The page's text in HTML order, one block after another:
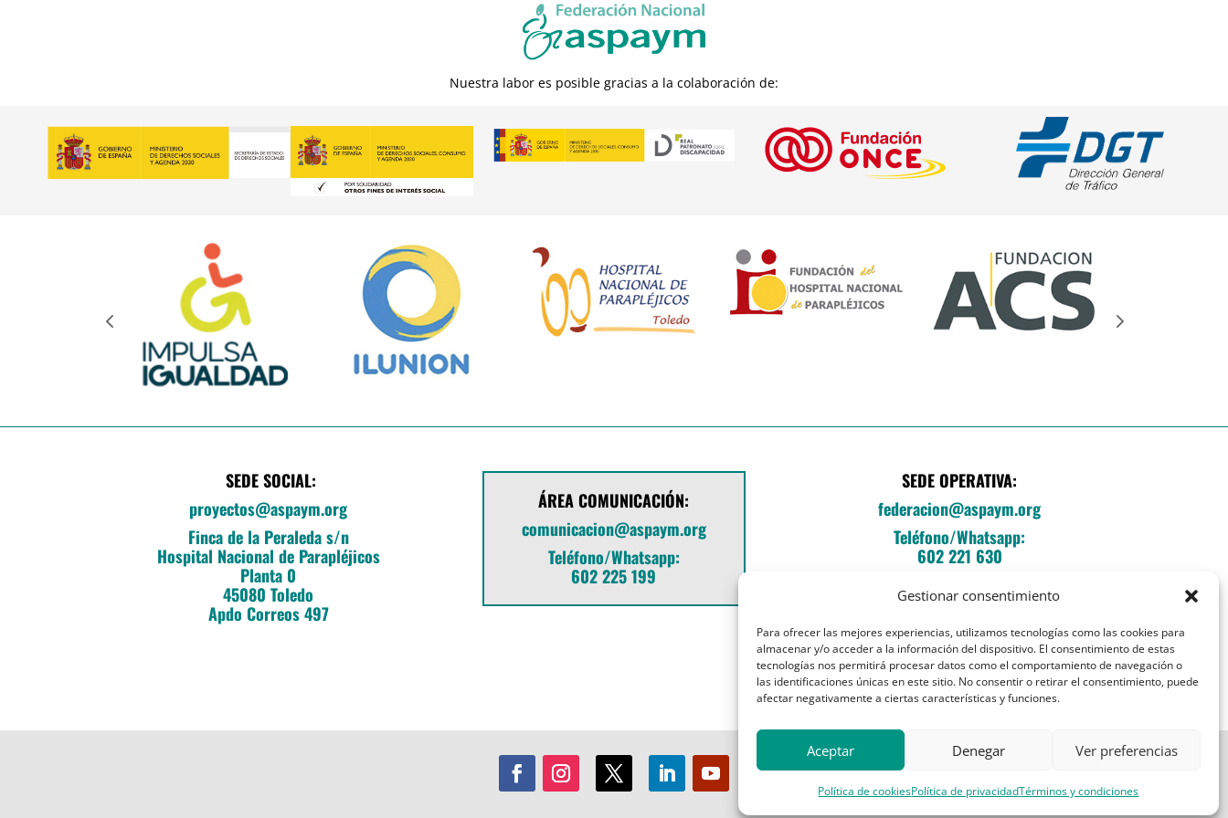
Gestionar consentimiento
Para ofrecer las mejores experiencias, utilizamos tecnologías como las cookies para
almacenar y/o acceder a la información del dispositivo. El consentimiento de estas
tecnologías nos permitirá procesar datos como el comportamiento de navegación o
las identificaciones únicas en este sitio. No consentir o retirar el consentimiento, puede
afectar negativamente a ciertas características y funciones.
Aceptar Denegar Ver preferencias
Política de cookiesPolítica de privacidadTérminos y condiciones
Nuestra labor es posible gracias a la colaboración de:
SEDE SOCIAL:
proyectos@aspaym.org
Finca de la Peraleda s/n
Hospital Nacional de Parapléjicos
Planta 0
45080 Toledo
Apdo Correos 497
ÁREA COMUNICACIÓN:
comunicacion@aspaym.org
Teléfono/Whatsapp:
602 225 199
SEDE OPERATIVA:
federacion@aspaym.org
Teléfono/Whatsapp:
602 221 630
C/Fray Luis de León, 14, local E
Entrada esq. Sebastián Herrera
28012 Madrid